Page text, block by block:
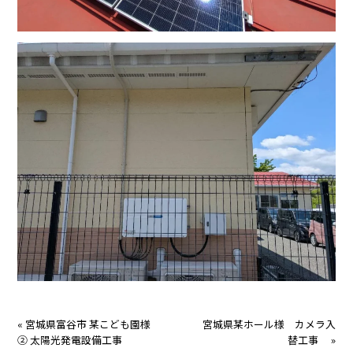
« 宮城県富谷市 某こども園様
② 太陽光発電設備工事
宮城県某ホール様 カメラ入
替工事
»